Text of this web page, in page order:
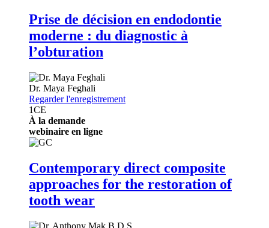
Prise de décision en endodontie
moderne : du diagnostic à
l’obturation
Dr. Maya Feghali
Regarder l'enregistrement
1CE
À la demande
webinaire en ligne
Contemporary direct composite
approaches for the restoration of
tooth wear